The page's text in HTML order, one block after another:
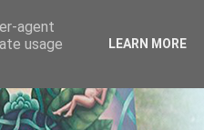
agent
usage
LEARN MORE